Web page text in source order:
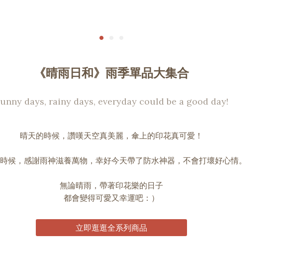
《晴雨日和》雨季單品大集合
days, rainy days, everyday could be a good day!
晴天的時候，讚嘆天空真美麗，傘上的印花真可愛！
候，感謝雨神滋養萬物，幸好今天帶了防水神器，不會打壞好心情。
無論晴雨，帶著印花樂的日子
都會變得可愛又幸運吧：）
立即逛逛全系列商品